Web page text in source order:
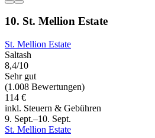
10. St. Mellion Estate
St. Mellion Estate
Saltash
8,4/10
Sehr gut
(1.008 Bewertungen)
114 €
inkl. Steuern & Gebühren
9. Sept.–10. Sept.
St. Mellion Estate